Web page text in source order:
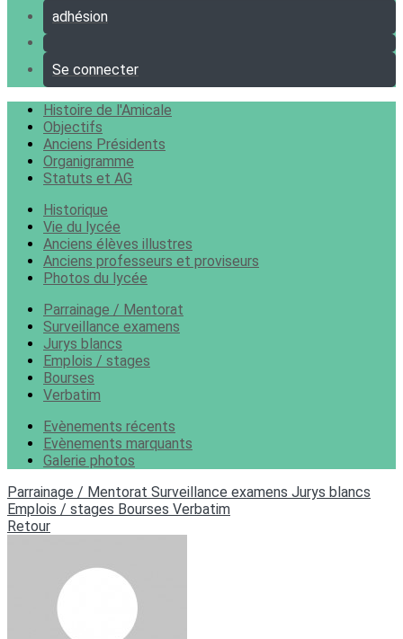
adhésion
Se connecter
Histoire de l'Amicale
Objectifs
Anciens Présidents
Organigramme
Statuts et AG
Historique
Vie du lycée
Anciens élèves illustres
Anciens professeurs et proviseurs
Photos du lycée
Parrainage / Mentorat
Surveillance examens
Jurys blancs
Emplois / stages
Bourses
Verbatim
Evènements récents
Evènements marquants
Galerie photos
Parrainage / Mentorat Surveillance examens Jurys blancs
Emplois / stages Bourses Verbatim
Retour